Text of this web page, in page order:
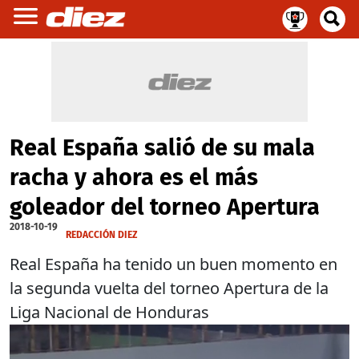
Real España salió de su mala
racha y ahora es el más
goleador del torneo Apertura
2018-10-19
REDACCIÓN DIEZ
Real España ha tenido un buen momento en
la segunda vuelta del torneo Apertura de la
Liga Nacional de Honduras